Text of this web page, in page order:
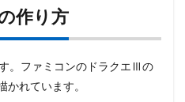
作り方
。ファミコンのドラクエⅢの
れています。